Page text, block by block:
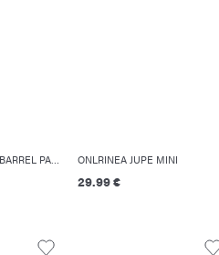
ONLRINEA JUPE MINI
29.99 €